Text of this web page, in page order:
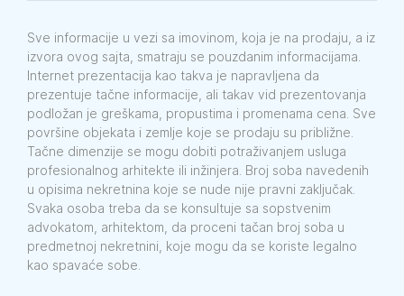
Sve informacije u vezi sa imovinom, koja je na prodaju, a iz
izvora ovog sajta, smatraju se pouzdanim informacijama.
Internet prezentacija kao takva je napravljena da
prezentuje tačne informacije, ali takav vid prezentovanja
podložan je greškama, propustima i promenama cena. Sve
površine objekata i zemlje koje se prodaju su približne.
Tačne dimenzije se mogu dobiti potraživanjem usluga
profesionalnog arhitekte ili inžinjera. Broj soba navedenih
u opisima nekretnina koje se nude nije pravni zaključak.
Svaka osoba treba da se konsultuje sa sopstvenim
advokatom, arhitektom, da proceni tačan broj soba u
predmetnoj nekretnini, koje mogu da se koriste legalno
kao spavaće sobe.